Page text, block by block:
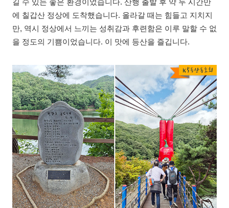
길 수 있는 좋은 환경이었습니다. 산행 출발 후 약 두 시간만
에 칠갑산 정상에 도착했습니다. 올라갈 때는 힘들고 지치지
만, 역시 정상에서 느끼는 성취감과 후련함은 이루 말할 수 없
을 정도의 기쁨이었습니다. 이 맛에 등산을 즐깁니다.